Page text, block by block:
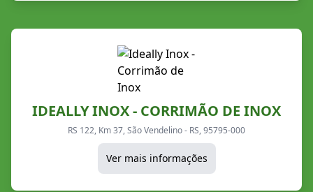
IDEALLY INOX - CORRIMÃO DE INOX
RS 122, Km 37, São Vendelino - RS, 95795-000
Ver mais informações